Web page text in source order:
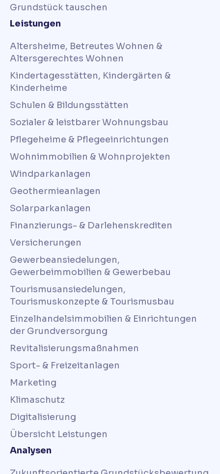
Grundstück tauschen
Leistungen
Altersheime, Betreutes Wohnen &
Altersgerechtes Wohnen
Kindertagesstätten, Kindergärten &
Kinderheime
Schulen & Bildungsstätten
Sozialer & leistbarer Wohnungsbau
Pflegeheime & Pflegeeinrichtungen
Wohnimmobilien & Wohnprojekten
Windparkanlagen
Geothermieanlagen
Solarparkanlagen
Finanzierungs- & Darlehenskrediten
Versicherungen
Gewerbeansiedelungen,
Gewerbeimmobilien & Gewerbebau
Tourismusansiedelungen,
Tourismuskonzepte & Tourismusbau
Einzelhandelsimmobilien & Einrichtungen
der Grundversorgung
Revitalisierungsmaßnahmen
Sport- & Freizeitanlagen
Marketing
Klimaschutz
Digitalisierung
Übersicht Leistungen
Analysen